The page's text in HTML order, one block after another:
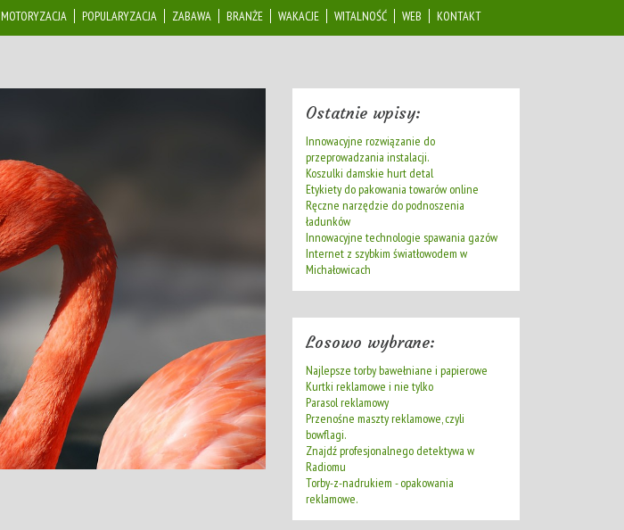
MOTORYZACJA POPULARYZACJA ZABAWA BRANŻE WAKACJE WITALNOŚĆ WEB KONTAKT
Ostatnie wpisy:
Innowacyjne rozwiązanie do
przeprowadzania instalacji.
Koszulki damskie hurt detal
Etykiety do pakowania towarów online
Ręczne narzędzie do podnoszenia
ładunków
Innowacyjne technologie spawania gazów
Internet z szybkim światłowodem w
Michałowicach
Losowo wybrane:
Najlepsze torby bawełniane i papierowe
Kurtki reklamowe i nie tylko
Parasol reklamowy
Przenośne maszty reklamowe, czyli
bowflagi.
Znajdź profesjonalnego detektywa w
Radiomu
Torby-z-nadrukiem - opakowania
reklamowe.